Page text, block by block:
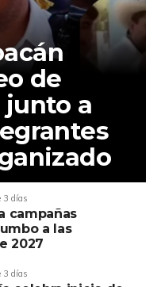
de
junto a
3 días
campañas
a las
2027
3 días